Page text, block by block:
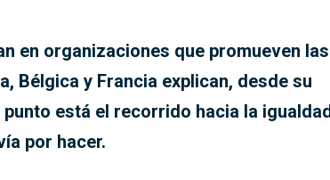
en organizaciones que promueven
Bélgica y Francia explican, desde su
punto está el recorrido hacia la
por hacer.